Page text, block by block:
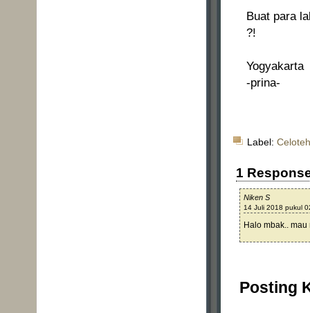
Buat para
?!
Yogyakarta
-prina-
Label:
1
Niken S
14 Juli 2018 pukul
Halo mbak..
Posting